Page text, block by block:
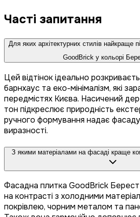
Часті запитання
Для яких архітектурних стилів найкраще
GoodBrick у кольорі
Цей відтінок ідеально
барнхаус та еко-мінімалізм, які
передмістях Києва. Насичений
тон підкреслює природність
ручного формування надає
виразності.
З якими матеріалами на фасаді краще
Фасадна плитка GoodBrick
на контрасті з холодними
покрівлею, чорним металом та